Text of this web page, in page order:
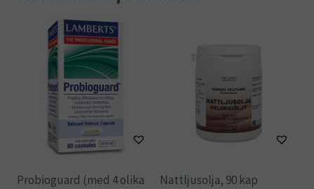
Probioguard (med 4 olika
Nattljusolja, 90 kap